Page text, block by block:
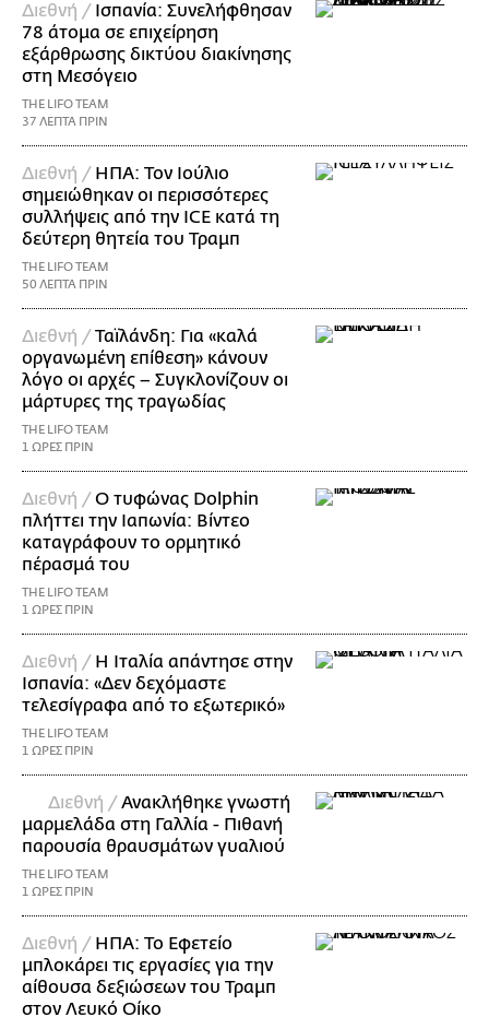
Διεθνή / Ισπανία: Συνελήφθησαν
78 άτομα σε επιχείρηση
εξάρθρωσης δικτύου διακίνησης
στη Μεσόγειο
THE LIFO TEAM
37 ΛΕΠΤΑ ΠΡΙΝ
Διεθνή / ΗΠΑ: Τον Ιούλιο
σημειώθηκαν οι περισσότερες
συλλήψεις από την ICE κατά τη
δεύτερη θητεία του Τραμπ
THE LIFO TEAM
50 ΛΕΠΤΑ ΠΡΙΝ
Διεθνή / Ταϊλάνδη: Για «καλά
οργανωμένη επίθεση» κάνουν
λόγο οι αρχές – Συγκλονίζουν οι
μάρτυρες της τραγωδίας
THE LIFO TEAM
1 ΩΡΕΣ ΠΡΙΝ
Διεθνή / Ο τυφώνας Dolphin
πλήττει την Ιαπωνία: Βίντεο
καταγράφουν το ορμητικό
πέρασμά του
THE LIFO TEAM
1 ΩΡΕΣ ΠΡΙΝ
Διεθνή / Η Ιταλία απάντησε στην
Ισπανία: «Δεν δεχόμαστε
τελεσίγραφα από το εξωτερικό»
THE LIFO TEAM
1 ΩΡΕΣ ΠΡΙΝ
Διεθνή / Ανακλήθηκε γνωστή
μαρμελάδα στη Γαλλία - Πιθανή
παρουσία θραυσμάτων γυαλιού
THE LIFO TEAM
1 ΩΡΕΣ ΠΡΙΝ
Διεθνή / ΗΠΑ: Το Εφετείο
μπλοκάρει τις εργασίες για την
αίθουσα δεξιώσεων του Τραμπ
στον Λευκό Οίκο